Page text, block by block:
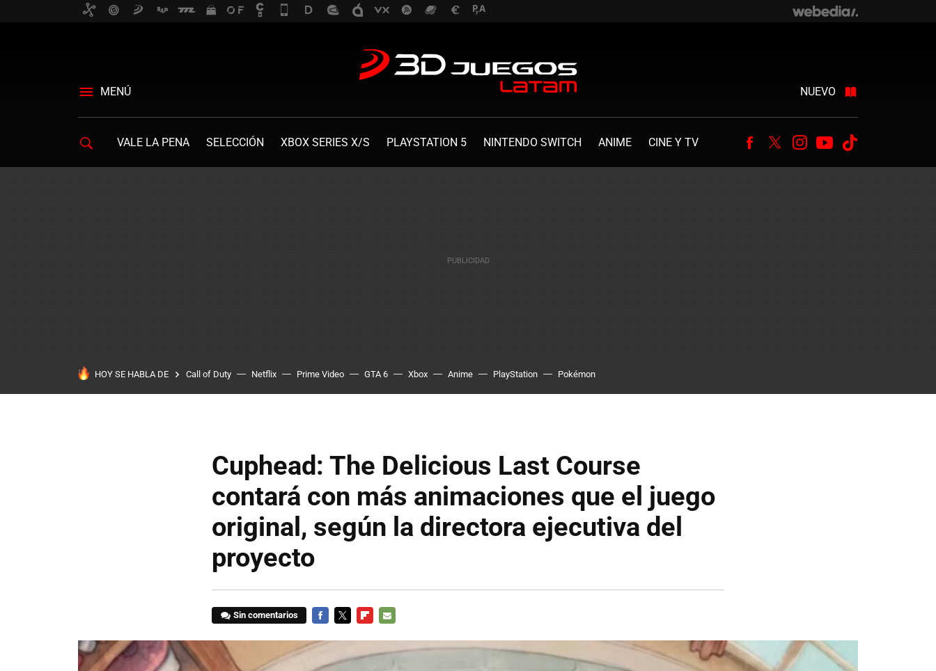
MENÚ NUEVO
VALE LA PENA SELECCIÓN XBOX SERIES X/S PLAYSTATION 5 NINTENDO SWITCH ANIME CINE Y TV Facebook
TwitterInstagram
Youtube
HOY SE HABLA DE Call of Duty Netflix Prime Video GTA 6 Xbox Anime PlayStation Pokémon
Cuphead: The Delicious Last Course
contará con más animaciones que el juego
original, según la directora ejecutiva del
proyecto
Sin comentarios
MAIL